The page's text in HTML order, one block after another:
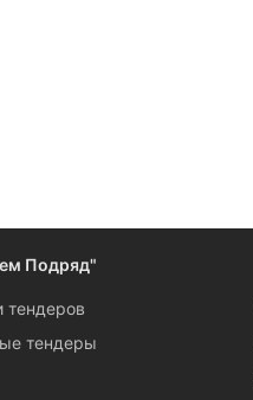
Подряд"
тендеров
тендеры